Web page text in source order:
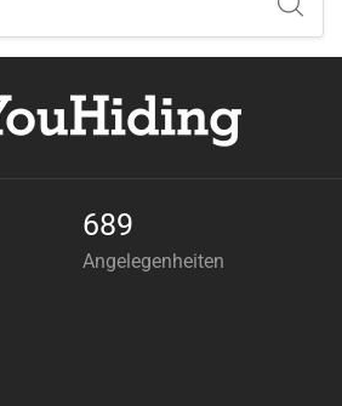
689
Angelegenheiten